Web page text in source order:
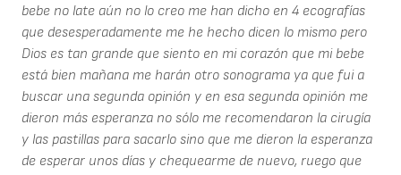
bebe no late aún no lo creo me han dicho en 4 ecografías
que desesperadamente me he hecho dicen lo mismo pero
Dios es tan grande que siento en mi corazón que mi bebe
está bien mañana me harán otro sonograma ya que fui a
buscar una segunda opinión y en esa segunda opinión me
dieron más esperanza no sólo me recomendaron la cirugía
y las pastillas para sacarlo sino que me dieron la esperanza
de esperar unos días y chequearme de nuevo, ruego que